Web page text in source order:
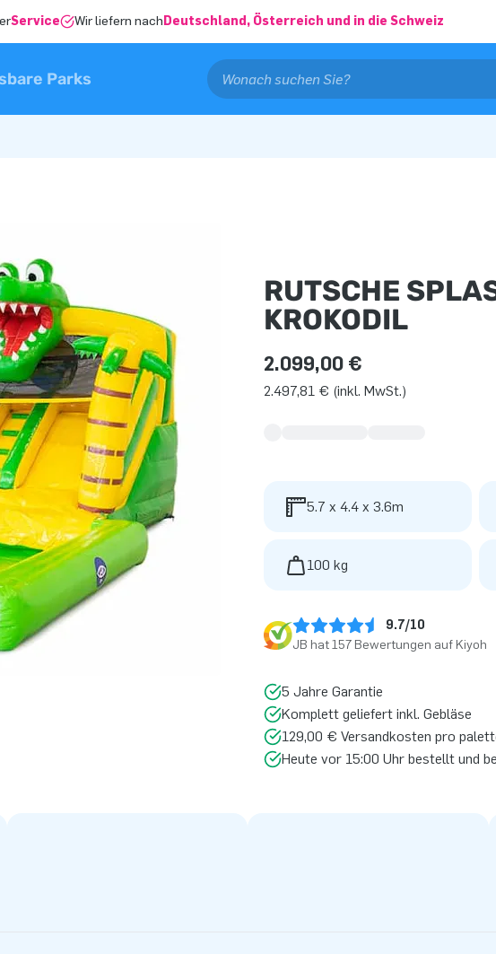
Service Wir liefern nach Deutschland, Österreich und in die Schweiz
Parks
RUTSCHE
KROKODIL
2.099,00 €
2.497,81 € (inkl. MwSt.)
5.7 x 4.4 x 3.6m
100 kg
9.7/10
JB hat 157 Bewertungen auf Kiyoh
5 Jahre Garantie
Komplett geliefert inkl. Gebläse
129,00 € Versandkosten pro
Heute vor 15:00 Uhr bestellt und